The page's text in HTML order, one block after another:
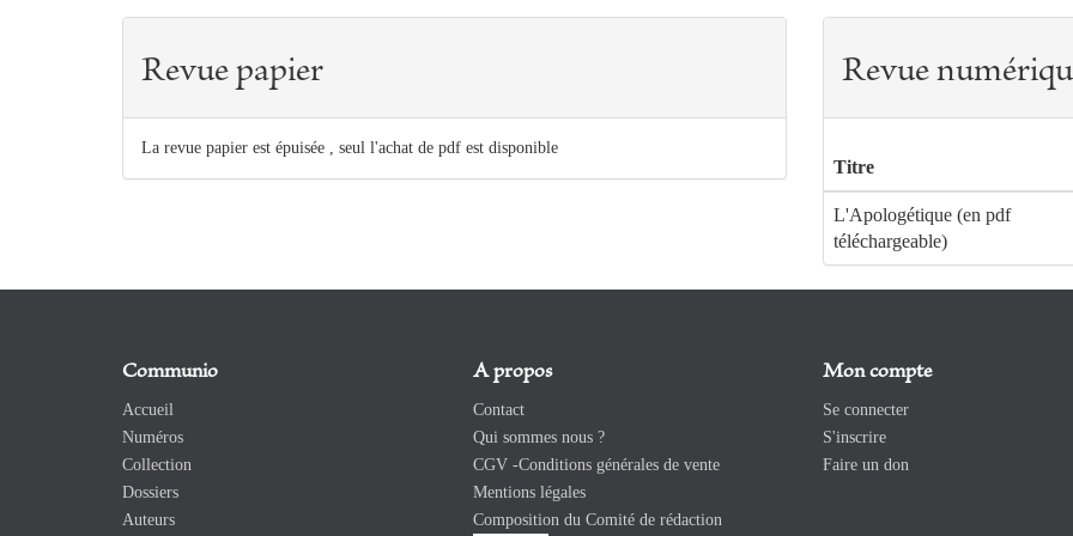
145
Défendre le chant,
159
Art et apologétique en
XXe siècles
Revue papier
La revue papier est épuisée , seul l'achat de pdf est disponible
Revue
Titre
L'Apologétique (en pdf
téléchargeable)
Communio
Accueil
Numéros
Collection
Dossiers
Auteurs
A propos
Contact
Qui sommes nous ?
CGV -Conditions générales de vente
Mentions légales
Composition du Comité de rédaction
Mon compte
Se connecter
S'inscrire
Faire un don